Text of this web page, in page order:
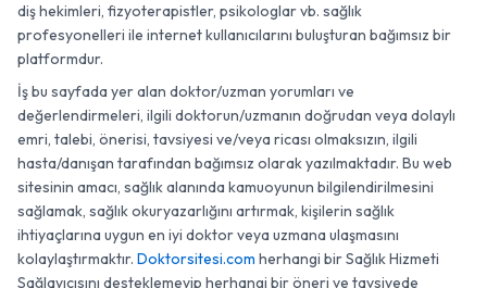
diş hekimleri, fizyoterapistler, psikologlar vb. sağlık
profesyonelleri ile internet kullanıcılarını buluşturan bağımsız bir
platformdur.
İş bu sayfada yer alan doktor/uzman yorumları ve
değerlendirmeleri, ilgili doktorun/uzmanın doğrudan veya dolaylı
emri, talebi, önerisi, tavsiyesi ve/veya ricası olmaksızın, ilgili
hasta/danışan tarafından bağımsız olarak yazılmaktadır. Bu web
sitesinin amacı, sağlık alanında kamuoyunun bilgilendirilmesini
sağlamak, sağlık okuryazarlığını artırmak, kişilerin sağlık
ihtiyaçlarına uygun en iyi doktor veya uzmana ulaşmasını
kolaylaştırmaktır. Doktorsitesi.com herhangi bir Sağlık Hizmeti
Sağlayıcısını desteklemeyip herhangi bir öneri ve tavsiyede